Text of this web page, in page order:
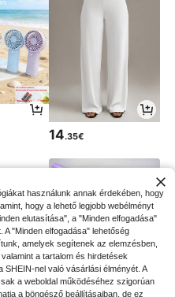
14.35€
használunk annak érdekében, hogy
hogy a lehető legjobb webélményt
elutasítása", a "Minden elfogadása"
"Minden elfogadása" lehetőség
amelyek segítenek az elemzésben,
a tartalom és hirdetések
nel való vásárlási élményét. A
a weboldal működéséhez szigorúan
a böngésző beállításaiban, de ez